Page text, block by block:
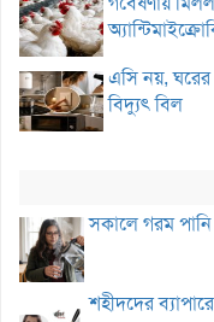
এসি নয়, ঘরের
বিদ্যুৎ বিল
সকালে গরম
শহীদদের